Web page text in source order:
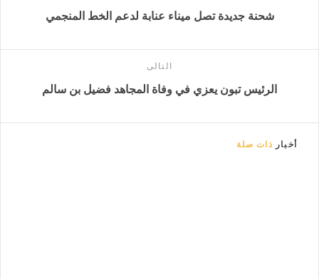
شحنة جديدة تصل ميناء عنابة لدعم الخط المنجمي
التالى
الرئيس تبون يعزي في وفاة المجاهد فضيل بن سالم
أخبار ذات صلة